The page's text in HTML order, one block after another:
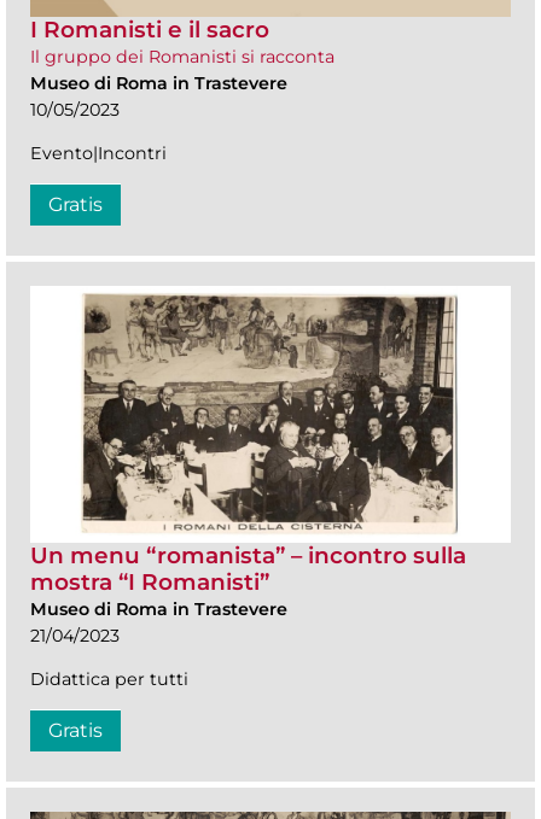
I Romanisti e il sacro
Il gruppo dei Romanisti si racconta
Museo di Roma in Trastevere
10/05/2023
Evento|Incontri
Gratis
Un menu “romanista” – incontro sulla
mostra “I Romanisti”
Museo di Roma in Trastevere
21/04/2023
Didattica per tutti
Gratis